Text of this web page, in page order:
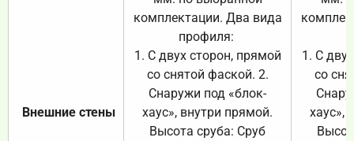
Внешние стены
комплектации. Два вида
профиля:
1. С двух сторон, прямой
со снятой фаской. 2.
Снаружи под «блок-
хаус», внутри прямой.
Высота сруба: Сруб
1. С
со
хаус»,